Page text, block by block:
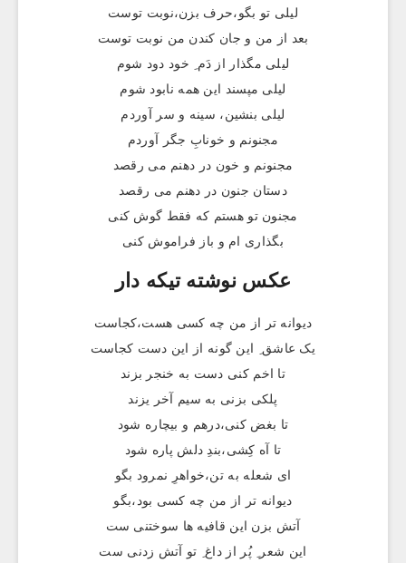
لیلی تو بگو،حرف بزن،نوبت توست
بعد از من و جان کندن من نوبت توست
لیلی مگذار از دَم ِ خود دود شوم
لیلی مپسند این همه نابود شوم
لیلی بنشین، سینه و سر آوردم
مجنونم و خونابِ جگر آوردم
مجنونم و خون در دهنم می رقصد
دستان جنون در دهنم می رقصد
مجنون تو هستم که فقط گوش کنی
بگذاری ام و باز فراموش کنی
عکس نوشته تيکه دار
دیوانه تر از من چه کسی هست،کجاست
یک عاشق ِ این گونه از این دست کجاست
تا اخم کنی دست به خنجر بزند
پلکی بزنی به سیم آخر یزند
تا بغض کنی،درهم و بیچاره شود
تا آه کِشی،بندِ دلش پاره شود
ای شعله به تن،خواهرِ نمرود بگو
دیوانه تر از من چه کسی بود،بگو
آتش بزن این قافیه ها سوختنی ست
این شعر ِ پُر از داغ ِ تو آتش زدنی ست